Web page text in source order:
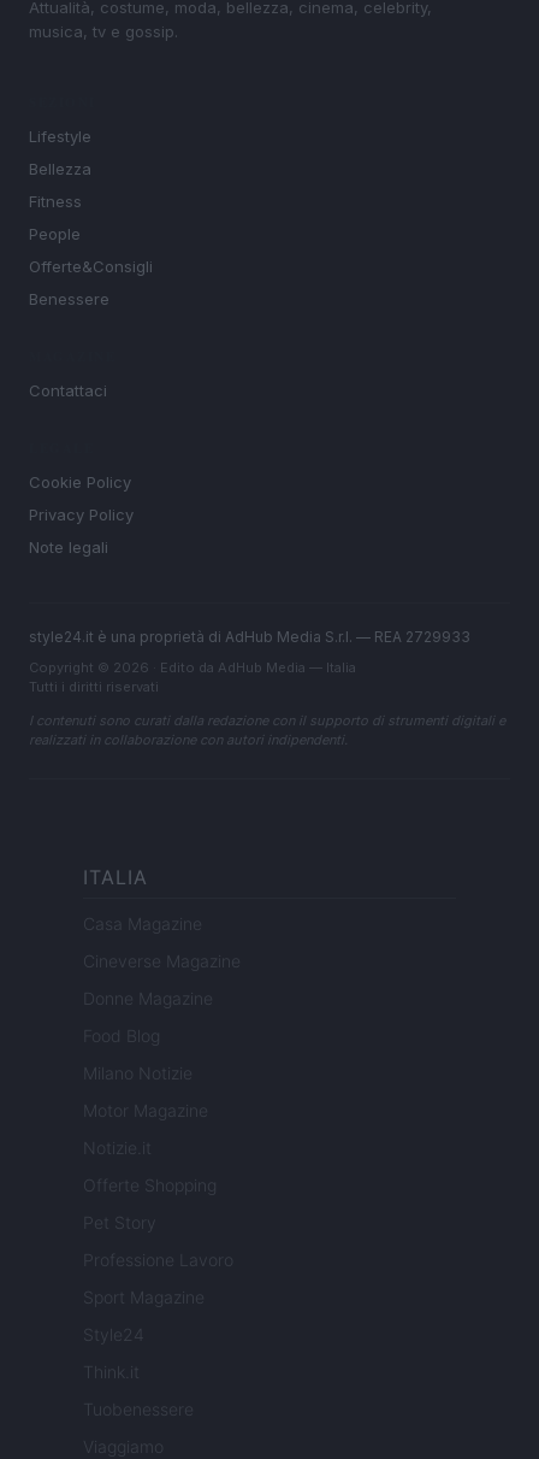
Attualità, costume, moda, bellezza, cinema, celebrity,
musica, tv e gossip.
Lifestyle
Bellezza
Fitness
People
Offerte&Consigli
Benessere
Contattaci
Cookie Policy
Privacy Policy
Note legali
style24.it è una proprietà di AdHub Media S.r.l. — REA 2729933
Copyright © 2026 · Edito da AdHub Media — Italia
Tutti i diritti riservati
I contenuti sono curati dalla redazione con il supporto di strumenti digitali e
realizzati in collaborazione con autori indipendenti.
ITALIA
Casa Magazine
Cineverse Magazine
Donne Magazine
Food Blog
Milano Notizie
Motor Magazine
Notizie.it
Offerte Shopping
Pet Story
Professione Lavoro
Sport Magazine
Style24
Think.it
Tuobenessere
Viaggiamo